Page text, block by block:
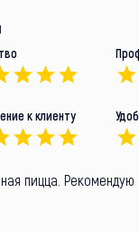
к клиенту
пицца. Рекомендую